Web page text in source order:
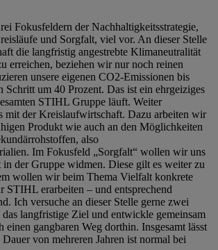
Fokusfeldern der Nachhaltigkeitsstrategie,
und Sorgfalt, viel vor. An dieser Stelle
die langfristig angestrebte Klimaneutralität
erreichen, beziehen wir nur noch reinen
unsere eigenen CO2-Emissionen bis
Schritt um 40 Prozent. Das ist ein ehrgeiziges
STIHL Gruppe läuft. Weiter
mit der Kreislaufwirtschaft. Dazu arbeiten wir
Produkt wie auch an den Möglichkeiten
also
Im Fokusfeld „Sorgfalt“ wollen wir uns
der Gruppe widmen. Diese gilt es weiter zu
wollen wir beim Thema Vielfalt konkrete
STIHL erarbeiten – und entsprechend
Ich versuche an dieser Stelle gerne zwei
langfristige Ziel und entwickle gemeinsam
einen gangbaren Weg dorthin. Insgesamt lässt
von mehreren Jahren ist normal bei